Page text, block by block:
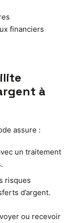
financiers
à
assure :
un traitement
risques
d’argent.
ou recevoir